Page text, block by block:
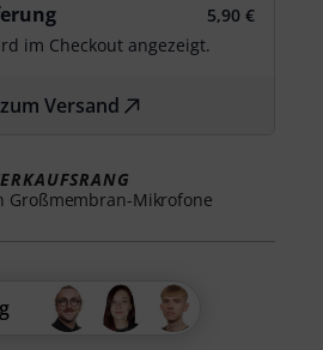
5,90 €
im Checkout angezeigt.
Versand
Großmembran-Mikrofone